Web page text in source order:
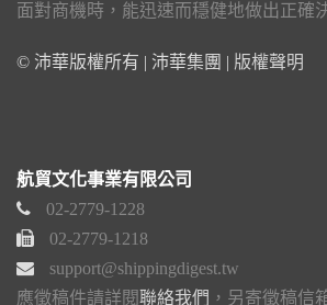
面對商機時，能迅速而穩健地做出正確
© 沛華版權所有 | 沛華集團 | 版權聲明
航貿文化事業有限公司
02-2779-1228
02-2779-1218
support@shippingdigest.tw
應徵稿件請詳閱聯絡我們 ，另寄徵稿信